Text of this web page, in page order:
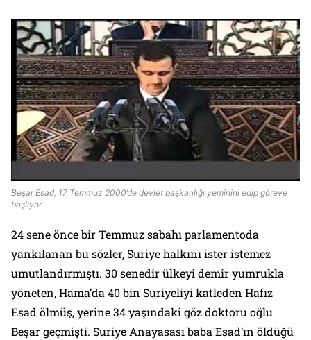
Beşar Esad, 17 Temmuz 2000’de devlet başkanlığı yeminini edip göreve
başlıyor.
24 sene önce bir Temmuz sabahı parlamentoda
yankılanan bu sözler, Suriye halkını ister istemez
umutlandırmıştı. 30 senedir ülkeyi demir yumrukla
yöneten, Hama’da 40 bin Suriyeliyi katleden Hafız
Esad ölmüş, yerine 34 yaşındaki göz doktoru oğlu
Beşar geçmişti. Suriye Anayasası baba Esad’ın öldüğü